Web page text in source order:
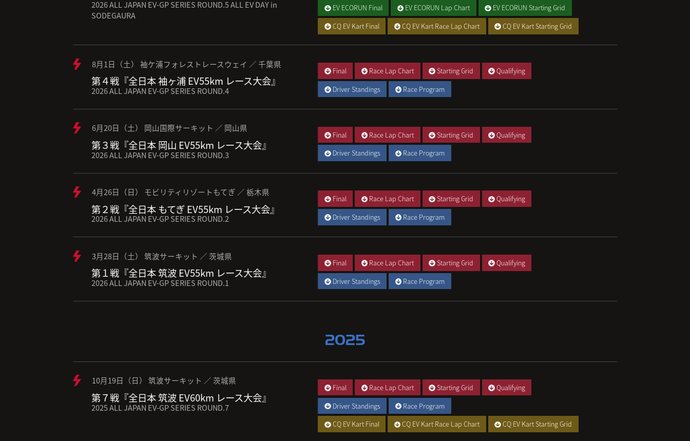
2026 ALL JAPAN EV-GP SERIES ROUND.5 ALL EV DAY in
SODEGAURA
EV ECORUN Final
EV ECORUN Lap Chart
EV ECORUN Starting Grid
CQ EV Kart Final
CQ EV Kart Race Lap Chart CQ EV Kart Starting Grid
8月1日（土） 袖ケ浦フォレストレースウェイ ／ 千葉県
第４戦『全日本 袖ヶ浦 EV55km レース大会』
2026 ALL JAPAN EV-GP SERIES ROUND.4
Final Race Lap Chart Starting Grid
Qualifying
Driver Standings
Race Program
6月20日（土） 岡山国際サーキット ／ 岡山県
第３戦『全日本 岡山 EV55km レース大会』
2026 ALL JAPAN EV-GP SERIES ROUND.3
Final Race Lap Chart Starting Grid
Qualifying
Driver Standings
Race Program
4月26日（日） モビリティリゾートもてぎ ／ 栃木県
第２戦『全日本 もてぎ EV55km レース大会』
2026 ALL JAPAN EV-GP SERIES ROUND.2
Final Race Lap Chart Starting Grid
Qualifying
Driver Standings
Race Program
3月28日（土） 筑波サーキット ／ 茨城県
第１戦『全日本 筑波 EV55km レース大会』
2026 ALL JAPAN EV-GP SERIES ROUND.1
Final Race Lap Chart Starting Grid
Qualifying
Driver Standings
Race Program
2025
10月19日（日） 筑波サーキット ／ 茨城県
第７戦『全日本 筑波 EV60km レース大会』
2025 ALL JAPAN EV-GP SERIES ROUND.7
Final Race Lap Chart Starting Grid
Qualifying
Driver Standings
Race Program
CQ EV Kart Final
CQ EV Kart Race Lap Chart CQ EV Kart Starting Grid